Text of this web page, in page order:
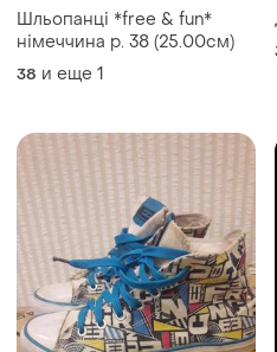
Шльопанці *free & fun*
німеччина р. 38 (25.00см)
38 и еще 1